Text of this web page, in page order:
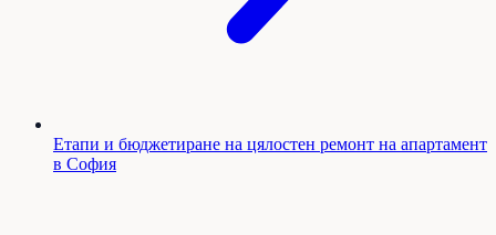
Етапи и бюджетиране на цялостен ремонт на апартамент
в София